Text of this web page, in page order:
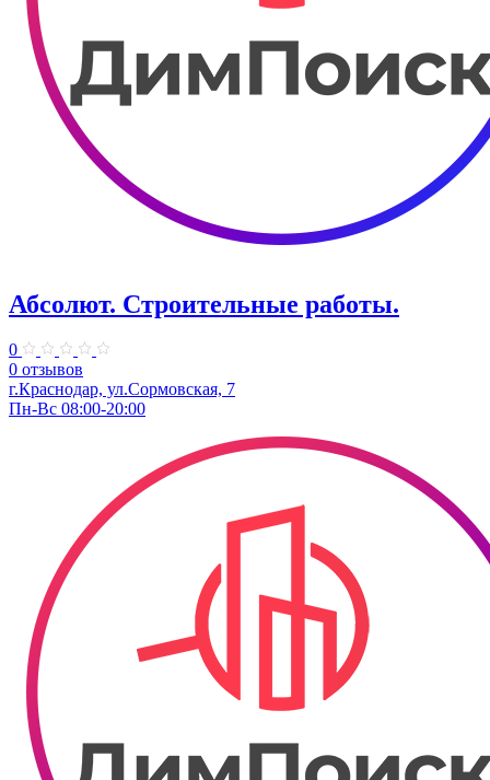
Абсолют. Строительные работы.
0
0 отзывов
г.Краснодар, ул.Сормовская, 7
Пн-Вс 08:00-20:00